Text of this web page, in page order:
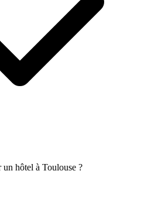
hôtel à Toulouse ?